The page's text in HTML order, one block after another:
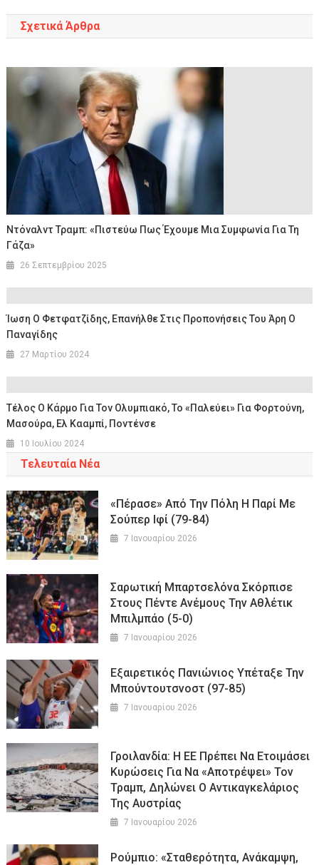
Σχετικά Άρθρα
Ντόναλντ Τραμπ: «Πιστεύω Πως Έχουμε Μια Συμφωνία Για Τη
Γάζα»
26 Σεπτεμβρίου 2025
Ίωση Ο Φετφατζίδης, Επανήλθε Στις Προπονήσεις Του Άρη Ο
Παναγίδης
27 Μαρτίου 2024
Τέλος Ο Κάρμο Για Τον Ολυμπιακό, Το «παλεύει» Για Φορτούνη,
Μασούρα, Ελ Κααμπί, Ποντένσε
10 Ιουλίου 2024
Τελευταία Νέα
«Πέρασε» Από Την Πόλη Η Παρί Με
Σούπερ Ιφί (79-84)
7 Ιανουαρίου 2026
Σαρωτική Μπαρτσελόνα Σκόρπισε
Στους Πέντε Ανέμους Την Αθλέτικ
Μπιλμπάο (5-0)
7 Ιανουαρίου 2026
Εξαιρετικός Πανιώνιος Υπέταξε Την
Μπούντουτσνοστ (97-85)
7 Ιανουαρίου 2026
Γροιλανδία: Η ΕΕ Πρέπει Να Ετοιμάσει
Κυρώσεις Για Να «αποτρέψει» Τον
Τραμπ, Δηλώνει Ο Αντικαγκελάριος
Της Αυστρίας
7 Ιανουαρίου 2026
Ρούμπιο: «Σταθερότητα, Ανάκαμψη,